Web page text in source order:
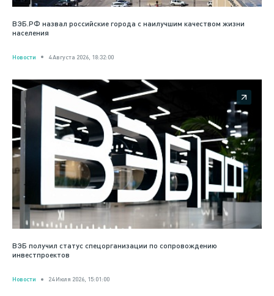
ВЭБ.РФ назвал российские города с наилучшим качеством жизни
населения
Новости 4 Августа 2026, 18:32:00
ВЭБ получил статус спецорганизации по сопровождению
инвестпроектов
Новости 24 Июля 2026, 15:01:00